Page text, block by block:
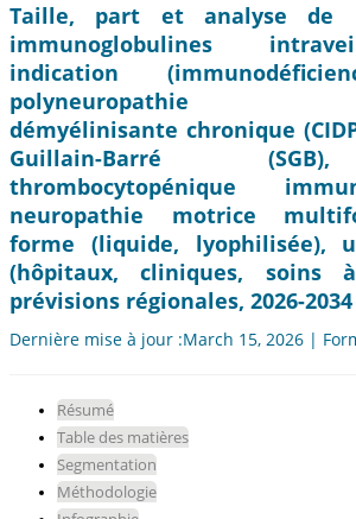
Taille, part et analyse de
immunoglobulines
indication
polyneuropathie
démyélinisante chronique
Guillain-Barré
thrombocytopénique
neuropathie motrice
forme (liquide, lyophilisée),
(hôpitaux, cliniques, soins
prévisions régionales, 2026-2034
Dernière mise à jour :March 15, 2026 |
Résumé
Table des matières
Segmentation
Méthodologie